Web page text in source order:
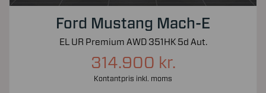
Ford Mustang Mach-E
EL UR Premium AWD 351HK 5d Aut.
314.900 kr.
Kontantpris inkl. moms